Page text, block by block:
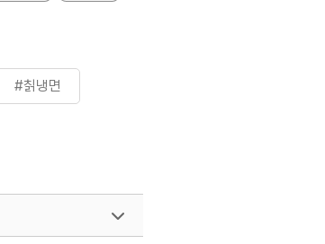
#칡냉면